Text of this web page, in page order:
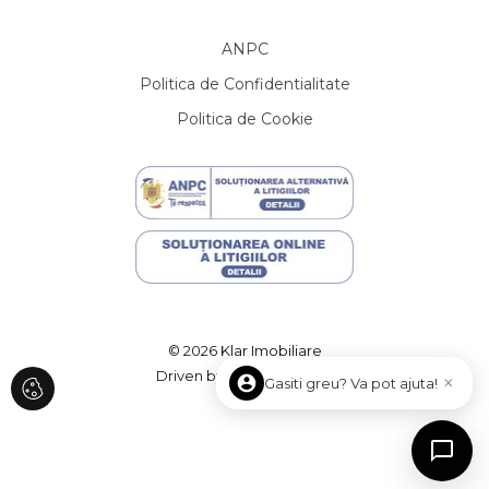
Case de vanzare in Cluj-Napoca Buna-Ziua
Terenuri de vanzare
Terenuri de vanzare in Aiton
Terenuri de vanzare in Pata
Terenuri de vanzare in Cluj-Napoca
Terenuri de vanzare in Cluj-Napoca
Terenuri de vanzare in Salistea Noua
Terenuri de vanzare in Cluj-Napoca Andrei Muresanu
Terenuri de vanzare in Ciurila
ANPC
Politica de Confidentialitate
Politica de Cookie
© 2026 Klar Imobiliare
Driven by
ImmoFlux
Gasiti greu? Va pot ajuta! ×